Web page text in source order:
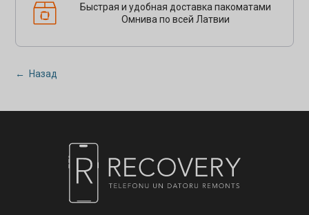
Быстрая и удобная доставка пакоматами
Омнива по всей Латвии
← Назад